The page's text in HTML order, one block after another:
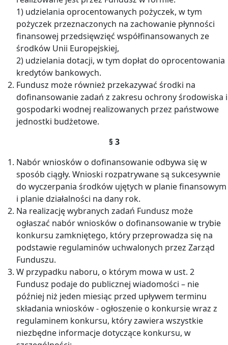
1) udzielania oprocentowanych pożyczek, w tym
pożyczek przeznaczonych na zachowanie płynności
finansowej przedsięwzięć współfinansowanych ze
środków Unii Europejskiej,
2) udzielania dotacji, w tym dopłat do oprocentowania
kredytów bankowych.
Fundusz może również przekazywać środki na
dofinansowanie zadań z zakresu ochrony środowiska i
gospodarki wodnej realizowanych przez państwowe
jednostki budżetowe.
§ 3
Nabór wniosków o dofinansowanie odbywa się w
sposób ciągły. Wnioski rozpatrywane są sukcesywnie
do wyczerpania środków ujętych w planie finansowym
i planie działalności na dany rok.
Na realizację wybranych zadań Fundusz może
ogłaszać nabór wniosków o dofinansowanie w trybie
konkursu zamkniętego, który przeprowadza się na
podstawie regulaminów uchwalonych przez Zarząd
Funduszu.
W przypadku naboru, o którym mowa w ust. 2
Fundusz podaje do publicznej wiadomości – nie
później niż jeden miesiąc przed upływem terminu
składania wniosków - ogłoszenie o konkursie wraz z
regulaminem konkursu, który zawiera wszystkie
niezbędne informacje dotyczące konkursu, w